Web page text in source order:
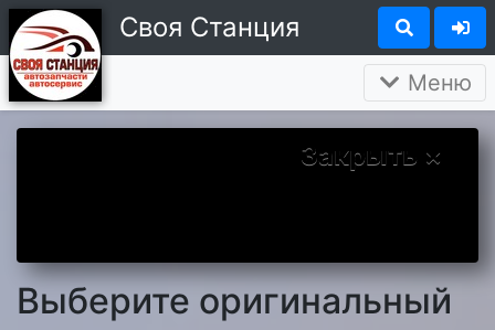
Своя Станция
Меню
Закрыть ×
Вы у нас впервые? Надеемся Вам
Выберите оригинальный